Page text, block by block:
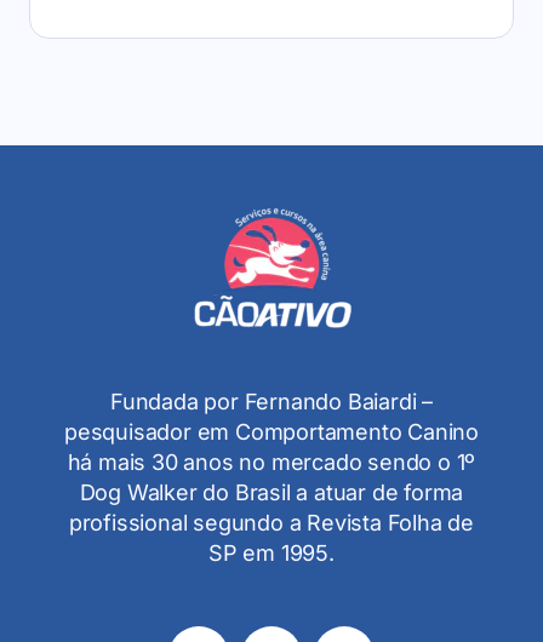
Fundada por Fernando Baiardi –
pesquisador em Comportamento Canino
há mais 30 anos no mercado sendo o 1º
Dog Walker do Brasil a atuar de forma
profissional segundo a Revista Folha de
SP em 1995.